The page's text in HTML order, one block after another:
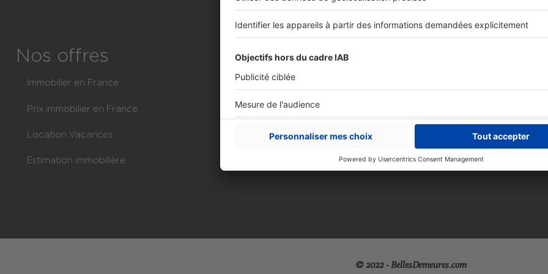
Toutes les Provinces
Nos offres
Immobilier en France Immobilier neuf
Prix immobilier en France Construire votre maison
Location Vacances Immobilier en Belgique Location
Estimation immobilière Comment faire estimer sa maison Comment
© 2022 - BellesDemeures.com